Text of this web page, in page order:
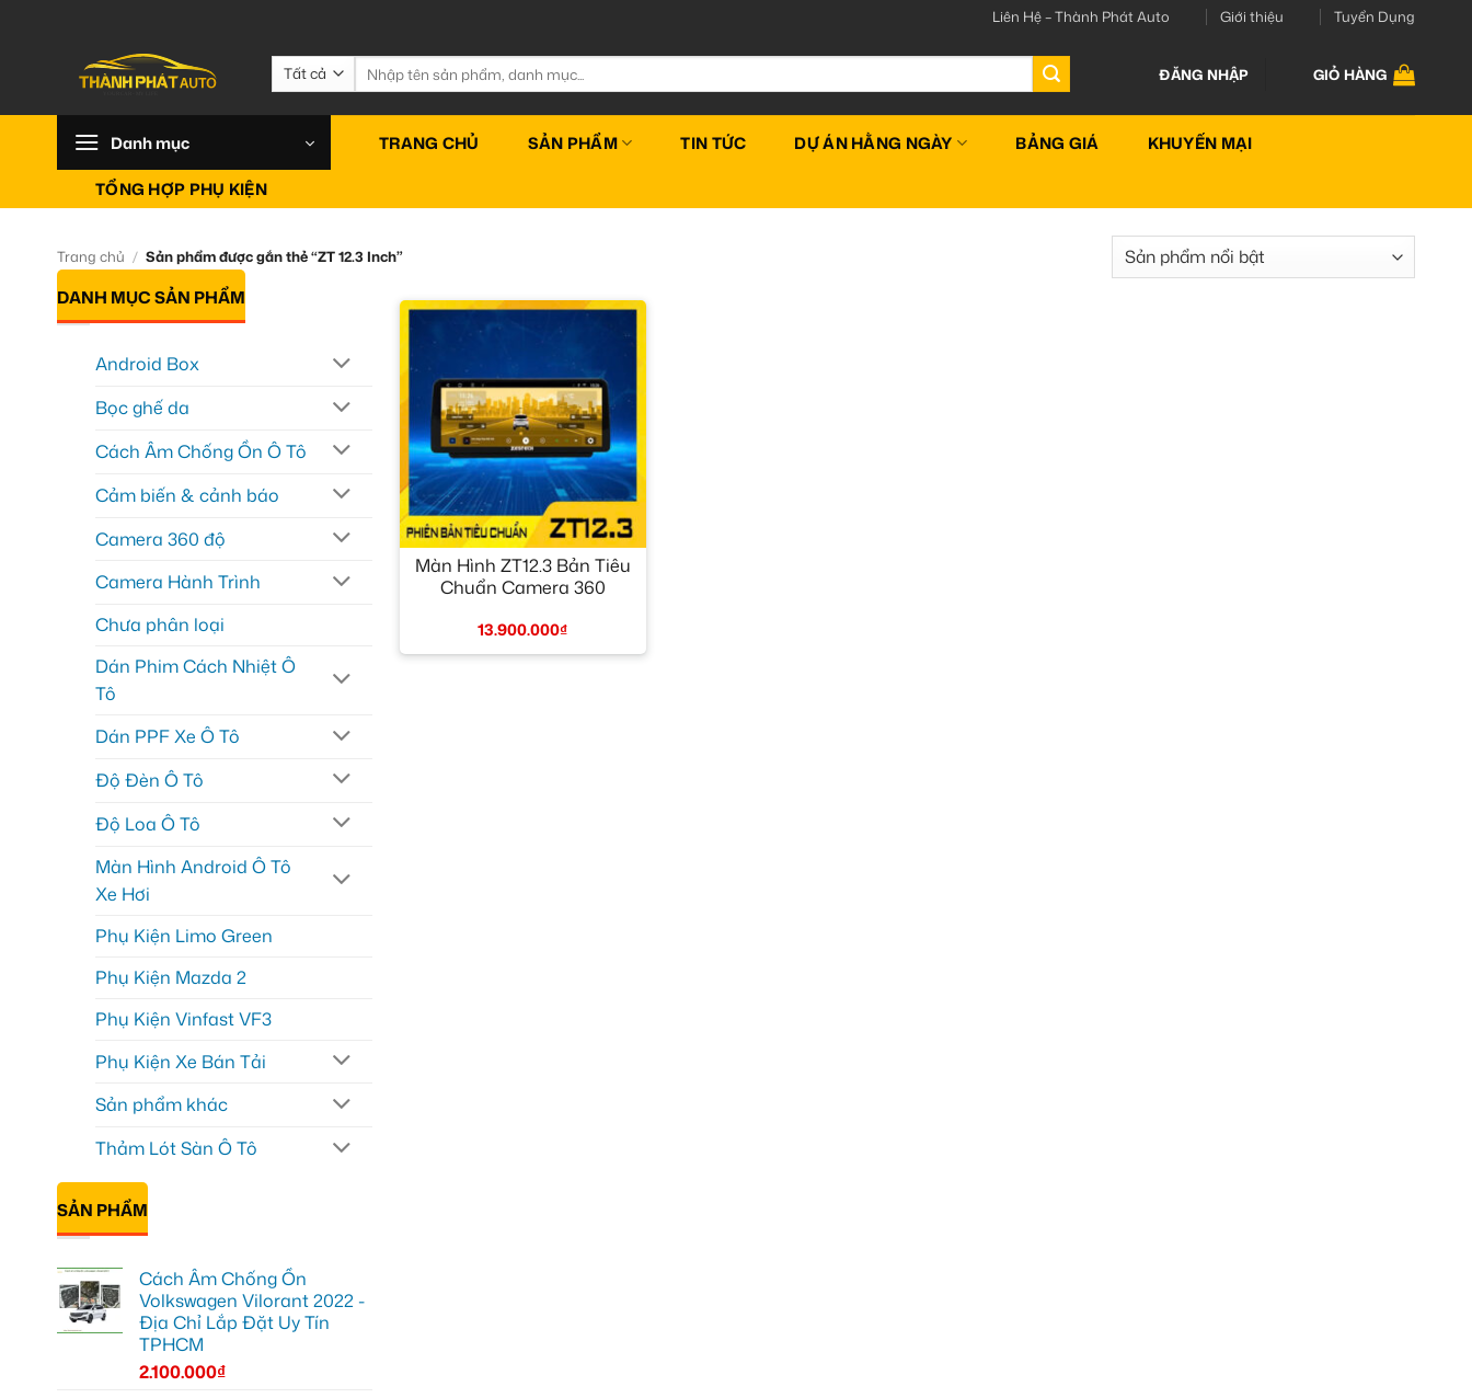
Liên Hệ – Thành Phát Auto Giới thiệu Tuyển Dụng
Tìm
kiếm:
ĐĂNG NHẬP GIỎ HÀNG
Danh mục TRANG CHỦ SẢN PHẨM TIN TỨC DỰ ÁN HẰNG NGÀY BẢNG GIÁ KHUYẾN MẠI
TỔNG HỢP PHỤ KIỆN
Trang chủ / Sản phẩm được gắn thẻ “ZT 12.3 Inch”
DANH MỤC SẢN PHẨM
Android Box
Bọc ghế da
Cách Âm Chống Ồn Ô Tô
Cảm biến & cảnh báo
Camera 360 độ
Camera Hành Trình
Chưa phân loại
Dán Phim Cách Nhiệt Ô
Tô
Dán PPF Xe Ô Tô
Độ Đèn Ô Tô
Độ Loa Ô Tô
Màn Hình Android Ô Tô
Xe Hơi
Phụ Kiện Limo Green
Phụ Kiện Mazda 2
Phụ Kiện Vinfast VF3
Phụ Kiện Xe Bán Tải
Sản phẩm khác
Thảm Lót Sàn Ô Tô
SẢN PHẨM
Cách Âm Chống Ồn
Volkswagen Vilorant 2022 -
Địa Chỉ Lắp Đặt Uy Tín
TPHCM
2.100.000₫
+
Màn Hình ZT12.3 Bản Tiêu
Chuẩn Camera 360
13.900.000₫